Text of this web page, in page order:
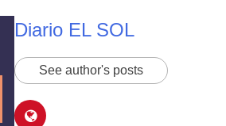
Diario EL SOL
See author's posts